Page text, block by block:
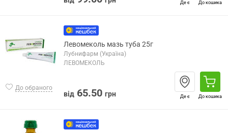
Де є До кошика
До обраного
Левомеколь мазь туба 25г
Лубнифарм (Україна)
ЛЕВОМЕКОЛЬ
від 65.50 грн Де є До кошика